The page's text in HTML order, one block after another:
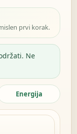
prvi korak.
Ne
Energija